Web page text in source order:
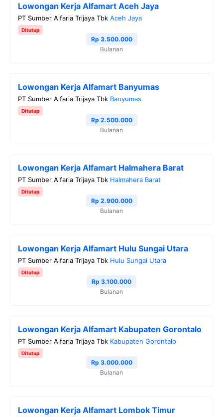
Lowongan Kerja Alfamart Aceh Jaya
PT Sumber Alfaria Trijaya Tbk Aceh Jaya
Ditutup
Rp 3.500.000
Bulanan
Lowongan Kerja Alfamart Banyumas
PT Sumber Alfaria Trijaya Tbk Banyumas
Ditutup
Rp 2.500.000
Bulanan
Lowongan Kerja Alfamart Halmahera Barat
PT Sumber Alfaria Trijaya Tbk Halmahera Barat
Ditutup
Rp 2.900.000
Bulanan
Lowongan Kerja Alfamart Hulu Sungai Utara
PT Sumber Alfaria Trijaya Tbk Hulu Sungai Utara
Ditutup
Rp 3.100.000
Bulanan
Lowongan Kerja Alfamart Kabupaten Gorontalo
PT Sumber Alfaria Trijaya Tbk Kabupaten Gorontalo
Ditutup
Rp 3.000.000
Bulanan
Lowongan Kerja Alfamart Lombok Timur